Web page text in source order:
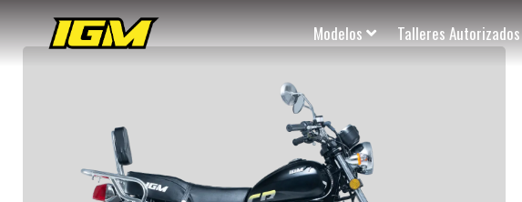
Modelos Talleres Autorizados